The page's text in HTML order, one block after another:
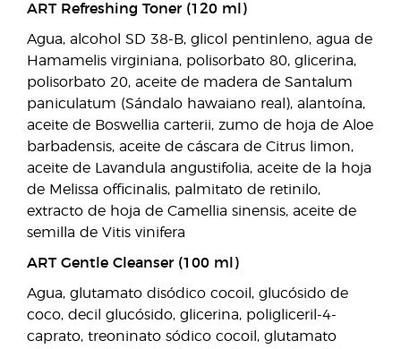
ART Refreshing Toner (120 ml)
Agua, alcohol SD 38-B, glicol pentinleno, agua de
Hamamelis virginiana, polisorbato 80, glicerina,
polisorbato 20, aceite de madera de Santalum
paniculatum (Sándalo hawaiano real), alantoína,
aceite de Boswellia carterii, zumo de hoja de Aloe
barbadensis, aceite de cáscara de Citrus limon,
aceite de Lavandula angustifolia, aceite de la hoja
de Melissa officinalis, palmitato de retinilo,
extracto de hoja de Camellia sinensis, aceite de
semilla de Vitis vinifera
ART Gentle Cleanser (100 ml)
Agua, glutamato disódico cocoil, glucósido de
coco, decil glucósido, glicerina, poligliceril-4-
caprato, treoninato sódico cocoil, glutamato